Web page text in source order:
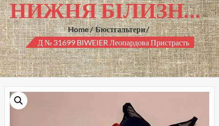
НИЖНЯ БІЛИЗНА ГУРТОМ
Home
Бюстгальтери
Д № 31699 BIWEIER Леопардова Пристрасть